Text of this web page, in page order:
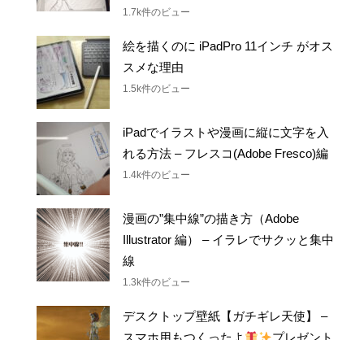
1.7k件のビュー
絵を描くのに iPadPro 11インチ がオス
スメな理由
1.5k件のビュー
iPadでイラストや漫画に縦に文字を入
れる方法 – フレスコ(Adobe Fresco)編
1.4k件のビュー
漫画の”集中線”の描き方（Adobe
Illustrator 編） – イラレでサクッと集中
線
1.3k件のビュー
デスクトップ壁紙【ガチギレ天使】 –
スマホ用もつくったよ
プレゼント